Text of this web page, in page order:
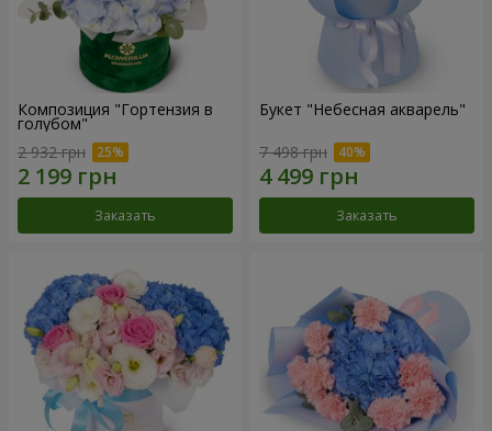
Композиция "Гортензия в
голубом"
2 932 грн
Заказать
Букет "Небесная акварель"
7 498 грн
Заказать